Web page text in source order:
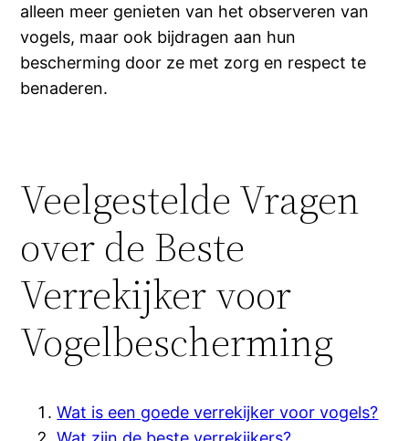
alleen meer genieten van het observeren van
vogels, maar ook bijdragen aan hun
bescherming door ze met zorg en respect te
benaderen.
Veelgestelde Vragen
over de Beste
Verrekijker voor
Vogelbescherming
Wat is een goede verrekijker voor vogels?